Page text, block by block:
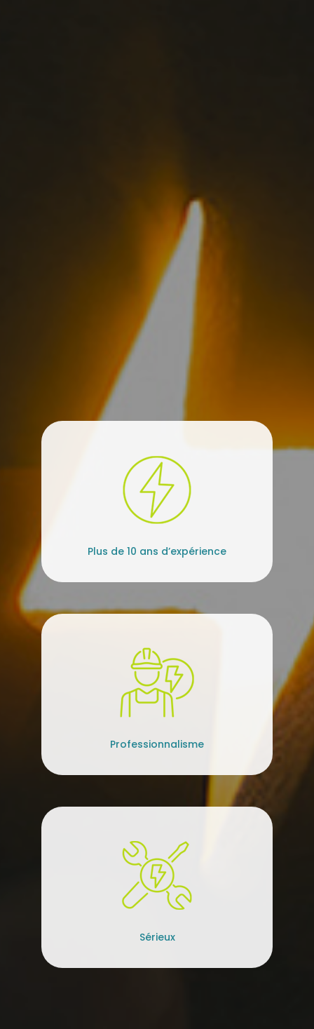
Plus de 10 ans d’expérience
Professionnalisme
Sérieux